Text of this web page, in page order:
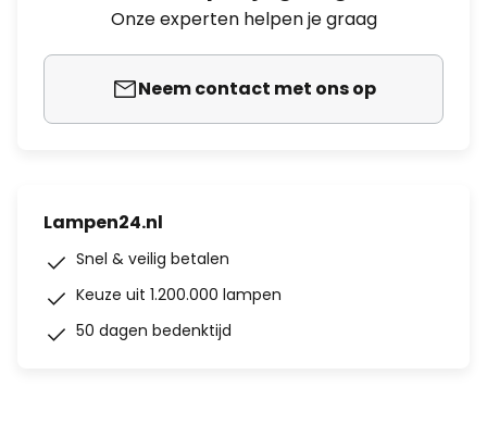
Onze experten helpen je graag
Neem contact met ons op
Lampen24.nl
Snel & veilig betalen
Keuze uit 1.200.000 lampen
50 dagen bedenktijd